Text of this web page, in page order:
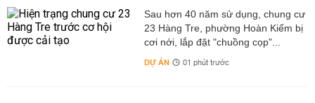
Sau hơn 40 năm sử dụng, chung cư
23 Hàng Tre, phường Hoàn Kiếm bị
cơi nới, lắp đặt "chuồng cọp"...
DỰ ÁN 01 phút trước